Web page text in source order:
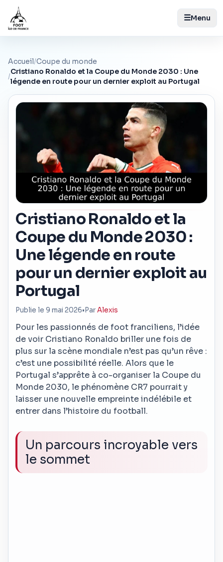
☰Menu
Accueil/Coupe du monde
/
Cristiano Ronaldo et la Coupe du Monde 2030 : Une
légende en route pour un dernier exploit au Portugal
Cristiano Ronaldo et la
Coupe du Monde 2030 :
Une légende en route
pour un dernier exploit au
Portugal
Publie le 9 mai 2026• ParAlexis
Pour les passionnés de foot franciliens, l’idée
de voir Cristiano Ronaldo briller une fois de
plus sur la scène mondiale n’est pas qu’un rêve :
c’est une possibilité réelle. Alors que le
Portugal s’apprête à co-organiser la Coupe du
Monde 2030, le phénomène CR7 pourrait y
laisser une nouvelle empreinte indélébile et
entrer dans l’histoire du football.
Un parcours incroyable vers
le sommet